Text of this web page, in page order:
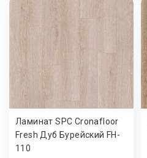
Ламинат SPC Cronafloor
Fresh Дуб Бурейский FH-
110